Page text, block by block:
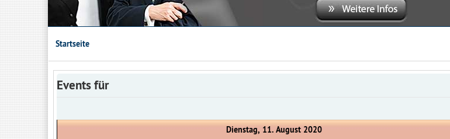
Startseite
Events für
Dienstag, 11. August 2020